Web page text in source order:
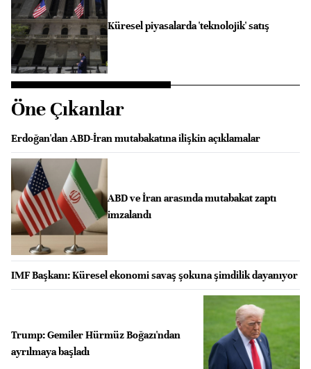
Küresel piyasalarda 'teknolojik' satış
Öne Çıkanlar
Erdoğan'dan ABD-İran mutabakatına ilişkin açıklamalar
ABD ve İran arasında mutabakat zaptı
imzalandı
IMF Başkanı: Küresel ekonomi savaş şokuna şimdilik dayanıyor
Trump: Gemiler Hürmüz Boğazı'ndan
ayrılmaya başladı